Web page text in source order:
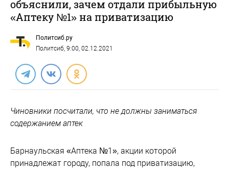
объяснили, зачем отдали прибыльную
«Аптеку №1» на приватизацию
Политсиб.ру
Политсиб, 9:00, 02.12.2021
Чиновники посчитали, что не должны заниматься
содержанием аптек
Барнаульская «Аптека №1», акции которой
принадлежат городу, попала под приватизацию,